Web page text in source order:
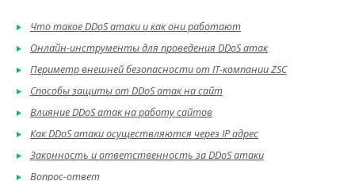
Что такое DDoS атаки и как они работают
Онлайн-инструменты для проведения DDoS атак
Периметр внешней безопасности от IT-компании ZSC
Способы защиты от DDoS атак на сайт
Влияние DDoS атак на работу сайтов
Как DDoS атаки осуществляются через IP адрес
Законность и ответственность за DDoS атаки
Вопрос-ответ